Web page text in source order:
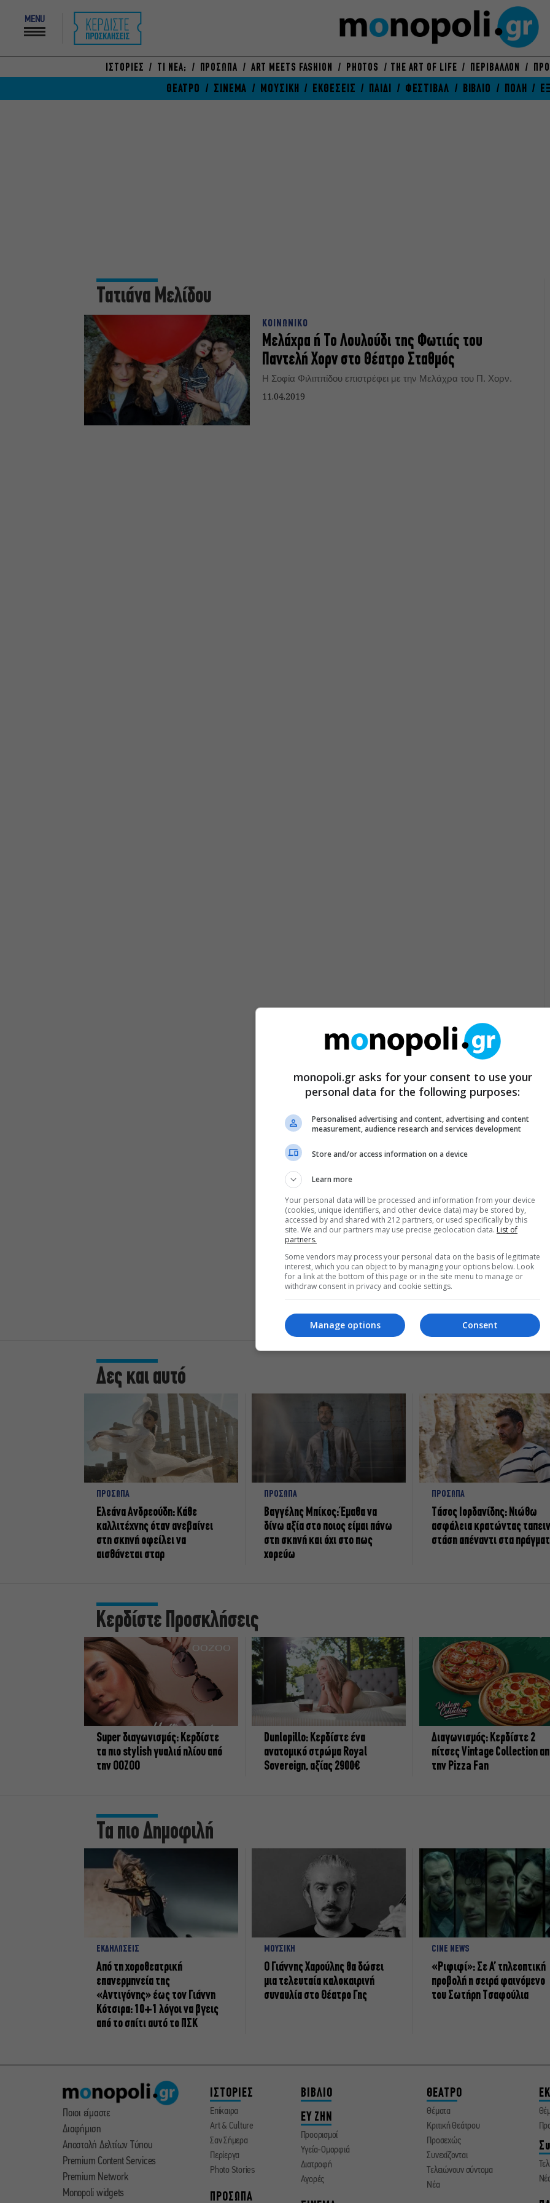
MENU
ΙΣΤΟΡΙΕΣ ΤΙ ΝΕΑ; ΠΡΟΣΩΠΑ ART MEETS FASHION PHOTOS THE ART OF LIFE ΠΕΡΙΒΑΛΛΟΝ
ΘΕΑΤΡΟ ΣΙΝΕΜΑ ΜΟΥΣΙΚΗ ΕΚΘΕΣΕΙΣ ΠΑΙΔΙ ΦΕΣΤΙΒΑΛ ΒΙΒΛΙΟ ΠΟΛΗ
Τατιάνα Μελίδου
ΚΟΙΝΩΝΙΚΟ
Μελάχρα ή Το Λουλούδι της Φωτιάς του
Παντελή Χορν στο Θέατρο Σταθμός
Η Σοφία Φιλιππίδου επιστρέφει με την Μελάχρα του Π. Χορν.
11.04.2019
Δες και αυτό
ΠΡΟΣΩΠΑ
Ελεάνα Ανδρεούδη: Κάθε
καλλιτέχνης όταν ανεβαίνει
στη σκηνή οφείλει να
αισθάνεται σταρ
ΠΡΟΣΩΠΑ
Βαγγέλης Μπίκος: Έμαθα να
δίνω αξία στο ποιος είμαι πάνω
στη σκηνή και όχι στο πως
χορεύω
ΠΡΟΣΩΠΑ
Tάσος Ιορδανίδης: Νιώθω
ασφάλεια κρατώντας
στάση απέναντι στα
Κερδίστε Προσκλήσεις
Super διαγωνισμός: Κερδίστε
τα πιο stylish γυαλιά ηλίου από
την OOZOO
Dunlopillo: Κερδίστε ένα
ανατομικό στρώμα Royal
Sovereign, αξίας 2900€
Διαγωνισμός: Κερδίστε 2
πίτσες Vintage Collection
την Pizza Fan
Τα πιο Δημοφιλή
ΕΚΔΗΛΩΣΕΙΣ
Από τη χοροθεατρική
επανερμηνεία της
«Αντιγόνης» έως τον Γιάννη
Κότσιρα: 10+1 λόγοι να βγεις
από το σπίτι αυτό το ΠΣΚ
ΜΟΥΣΙΚΗ
Ο Γιάννης Χαρούλης θα δώσει
μια τελευταία καλοκαιρινή
συναυλία στο Θέατρο Γης
CINE NEWS
«Ριφιφί»: Σε Α’ τηλεοπτική
προβολή η σειρά φαινόμενο
του Σωτήρη Τσαφούλια
Ποιοι είμαστε
Διαφήμιση
Αποστολή Δελτίων Τύπου
Premium Content Services
Premium Network
Monopoli widgets
ΙΣΤΟΡΙΕΣ
Επίκαιρα
Art & Culture
Σαν Σήμερα
Περίεργα
Photo Stories
ΠΡΟΣΩΠΑ
ΒΙΒΛΙΟ
ΕΥ ΖΗΝ
Προορισμοί
Υγεία-Ομορφιά
Διατροφή
Αγορές
ΘΕΑΤΡΟ
Θέματα
Κριτική Θεάτρου
Προσεχώς
Συνεχίζονται
Τελειώνουν σύντομα
Νέα
monopoli.gr asks for your consent to use your
personal data for the following purposes:
Personalised advertising and content, advertising and content
measurement, audience research and services development
Store and/or access information on a device
Learn more
Your personal data will be processed and information from your device
(cookies, unique identifiers, and other device data) may be stored by,
accessed by and shared with 212 partners, or used specifically by this
site. We and our partners may use precise geolocation data. List of
partners.
Some vendors may process your personal data on the basis of legitimate
interest, which you can object to by managing your options below. Look
for a link at the bottom of this page or in the site menu to manage or
withdraw consent in privacy and cookie settings.
Consent
Manage options